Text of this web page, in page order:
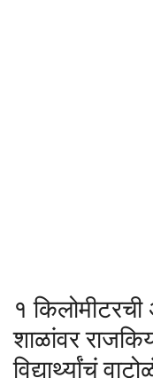
गॅलरी
१
शाळांवर
विद्यार्थ्यांचं